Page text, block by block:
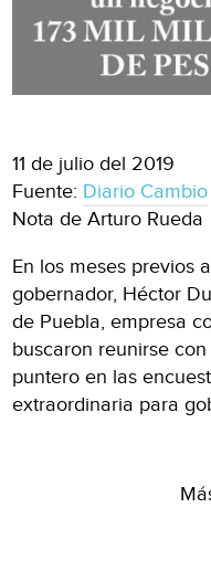
11 de julio del 2019
Fuente: Diario Cambio
Nota de Arturo Rueda
En los meses previos
gobernador, Héctor
de Puebla, empresa
buscaron reunirse
puntero en las
extraordinaria para